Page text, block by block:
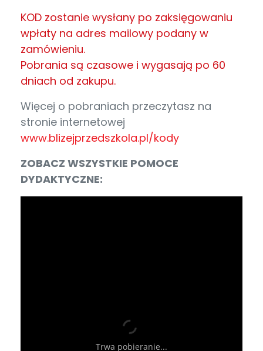
KOD zostanie wysłany po zaksięgowaniu
wpłaty na adres mailowy podany w
zamówieniu.
Pobrania są czasowe i wygasają po 60
dniach od zakupu.
Więcej o pobraniach przeczytasz na
stronie internetowej
www.blizejprzedszkola.pl/kody
ZOBACZ WSZYSTKIE POMOCE
DYDAKTYCZNE: